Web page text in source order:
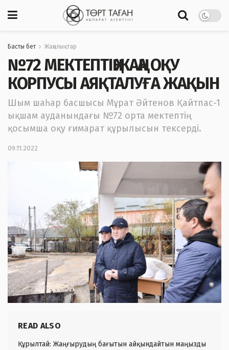
Басты бет Жаңалықтар
№72 МЕКТЕПТІҢ ЖАҢА ОҚУ
КОРПУСЫ АЯҚТАЛУҒА ЖАҚЫН
Шым шаһар басшысы Мұрат Әйтенов Қайтпас-1
ықшам ауданындағы №72 орта мектептің
қосымша оқу ғимарат құрылысын тексерді.
09.11.2022
READ ALSO
Құрылтай: Жаңғырудың бағытын айқындайтын маңызды